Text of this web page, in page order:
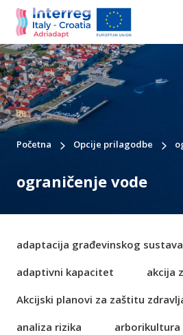
Početna Opcije prilagodbe
ograničenje vode
adaptacija građevinskog sustava
adaptivni kapacitet
akcija
Akcijski planovi za zaštitu
analiza rizika
arborikultura